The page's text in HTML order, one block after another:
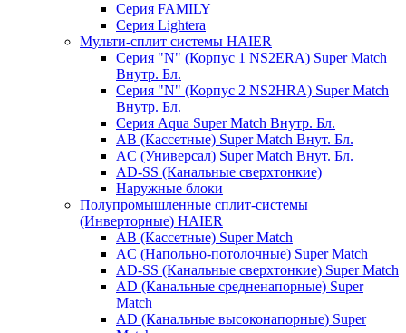
Серия FAMILY
Серия Lightera
Мульти-сплит системы HAIER
Серия "N" (Корпус 1 NS2ERA) Super Match
Внутр. Бл.
Серия "N" (Корпус 2 NS2HRA) Super Match
Внутр. Бл.
Серия Aqua Super Match Внутр. Бл.
AB (Кассетные) Super Match Внут. Бл.
AC (Универсал) Super Match Внут. Бл.
AD-SS (Канальные сверхтонкие)
Наружные блоки
Полупромышленные сплит-системы
(Инверторные) HAIER
AB (Кассетные) Super Match
AC (Напольно-потолочные) Super Match
AD-SS (Канальные сверхтонкие) Super Match
AD (Канальные средненапорные) Super
Match
AD (Канальные высоконапорные) Super